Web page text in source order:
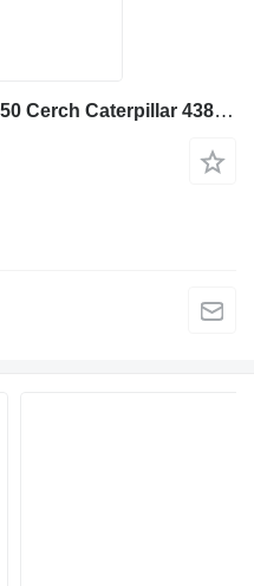
Per: Caterpillar 438C 1TR01850 Cerch Caterpillar 438C 1TR